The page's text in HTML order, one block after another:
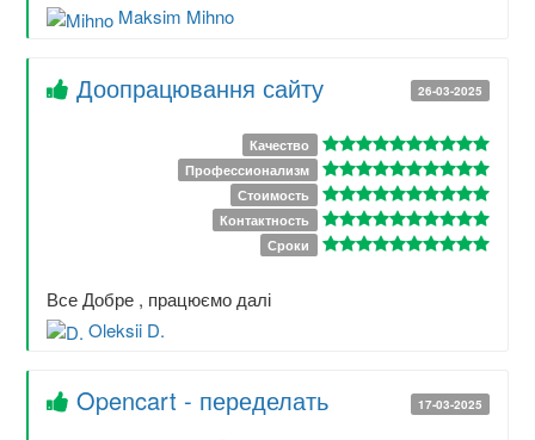
Maksim Mihno
26-03-2025
Доопрацювання сайту
Качество
Профессионализм
Стоимость
Контактность
Сроки
Все Добре , працюємо далі
Oleksii D.
17-03-2025
Opencart - переделать